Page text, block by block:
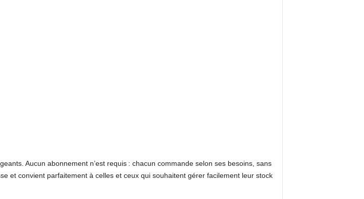
Aucun abonnement n’est requis : chacun commande selon ses besoins, sans
et convient parfaitement à celles et ceux qui souhaitent gérer facilement leur stock